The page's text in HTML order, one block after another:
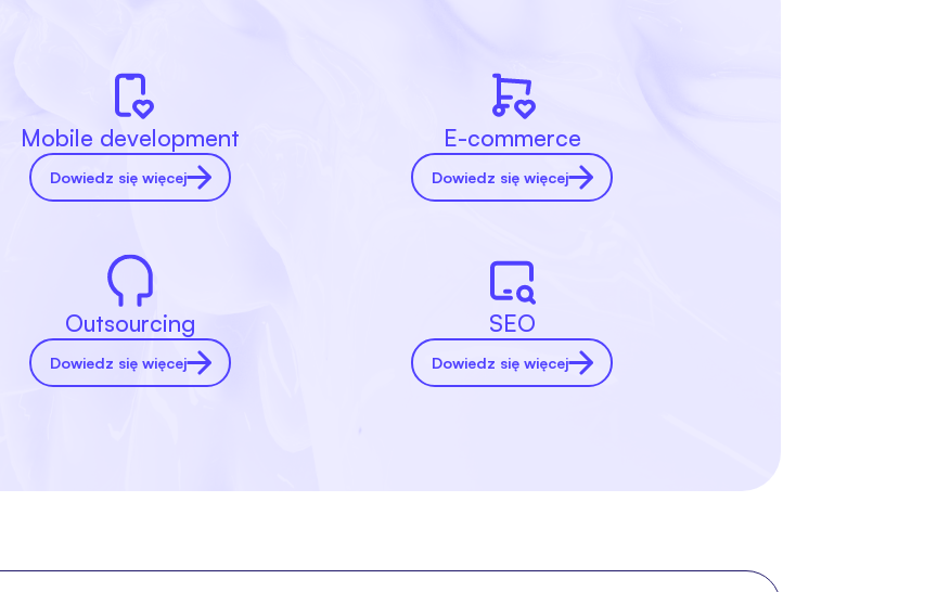
Mobile development
Dowiedz się więcej
E-commerce
Dowiedz się więcej
Outsourcing
Dowiedz się więcej
SEO
Dowiedz się więcej